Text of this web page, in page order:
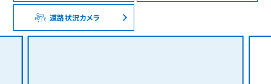
法人のお客様 料金シミュレーション
道路状況カメラ